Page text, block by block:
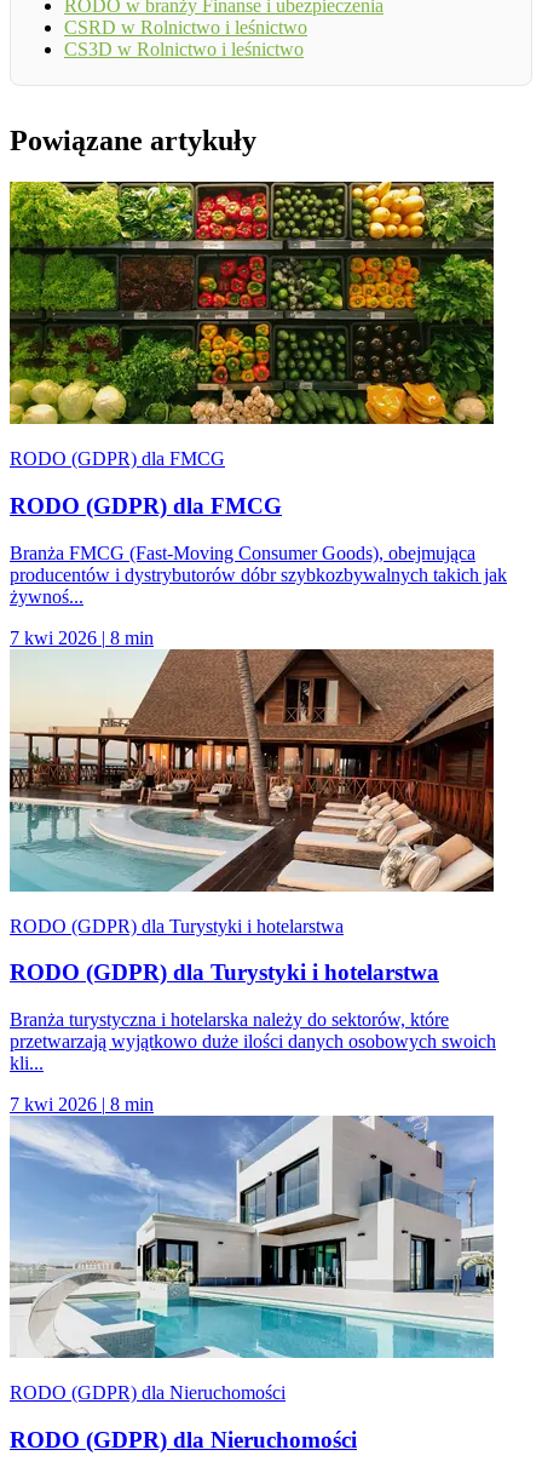
RODO w branży Finanse i ubezpieczenia
CSRD w Rolnictwo i leśnictwo
CS3D w Rolnictwo i leśnictwo
Powiązane artykuły
RODO (GDPR) dla FMCG
RODO (GDPR) dla FMCG
Branża FMCG (Fast-Moving Consumer Goods), obejmująca
producentów i dystrybutorów dóbr szybkozbywalnych takich jak
żywnoś...
7 kwi 2026 | 8 min
RODO (GDPR) dla Turystyki i hotelarstwa
RODO (GDPR) dla Turystyki i hotelarstwa
Branża turystyczna i hotelarska należy do sektorów, które
przetwarzają wyjątkowo duże ilości danych osobowych swoich
kli...
7 kwi 2026 | 8 min
RODO (GDPR) dla Nieruchomości
RODO (GDPR) dla Nieruchomości